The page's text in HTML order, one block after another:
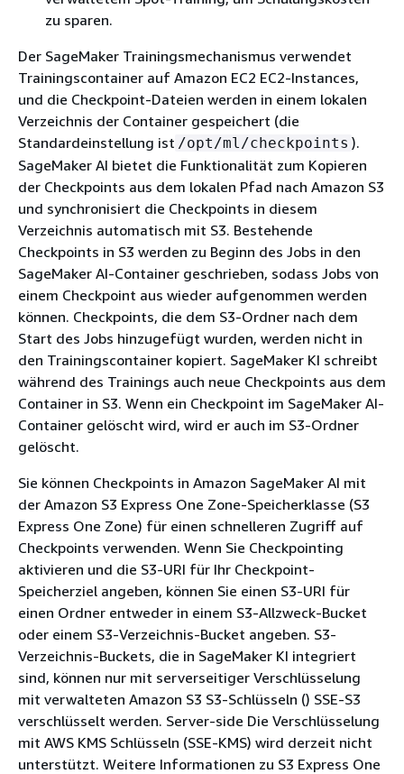
zu sparen.
Der SageMaker Trainingsmechanismus verwendet
Trainingscontainer auf Amazon EC2 EC2-Instances,
und die Checkpoint-Dateien werden in einem lokalen
Verzeichnis der Container gespeichert (die
Standardeinstellung ist /opt/ml/checkpoints ).
SageMaker AI bietet die Funktionalität zum Kopieren
der Checkpoints aus dem lokalen Pfad nach Amazon S3
und synchronisiert die Checkpoints in diesem
Verzeichnis automatisch mit S3. Bestehende
Checkpoints in S3 werden zu Beginn des Jobs in den
SageMaker AI-Container geschrieben, sodass Jobs von
einem Checkpoint aus wieder aufgenommen werden
können. Checkpoints, die dem S3-Ordner nach dem
Start des Jobs hinzugefügt wurden, werden nicht in
den Trainingscontainer kopiert. SageMaker KI schreibt
während des Trainings auch neue Checkpoints aus dem
Container in S3. Wenn ein Checkpoint im SageMaker AI-
Container gelöscht wird, wird er auch im S3-Ordner
gelöscht.
Sie können Checkpoints in Amazon SageMaker AI mit
der Amazon S3 Express One Zone-Speicherklasse (S3
Express One Zone) für einen schnelleren Zugriff auf
Checkpoints verwenden. Wenn Sie Checkpointing
aktivieren und die S3-URI für Ihr Checkpoint-
Speicherziel angeben, können Sie einen S3-URI für
einen Ordner entweder in einem S3-Allzweck-Bucket
oder einem S3-Verzeichnis-Bucket angeben. S3-
Verzeichnis-Buckets, die in SageMaker KI integriert
sind, können nur mit serverseitiger Verschlüsselung
mit verwalteten Amazon S3 S3-Schlüsseln () SSE-S3
verschlüsselt werden. Server-side Die Verschlüsselung
mit AWS KMS Schlüsseln (SSE-KMS) wird derzeit nicht
unterstützt. Weitere Informationen zu S3 Express One